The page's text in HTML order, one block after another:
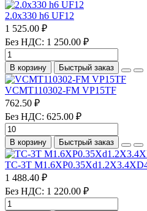
2.0х330 h6 UF12
1 525.00 ₽
Без НДС: 1 250.00 ₽
В корзину Быстрый заказ
VCMT110302-FM VP15TF
762.50 ₽
Без НДС: 625.00 ₽
В корзину Быстрый заказ
TC-3T
1 488.40 ₽
Без НДС: 1 220.00 ₽